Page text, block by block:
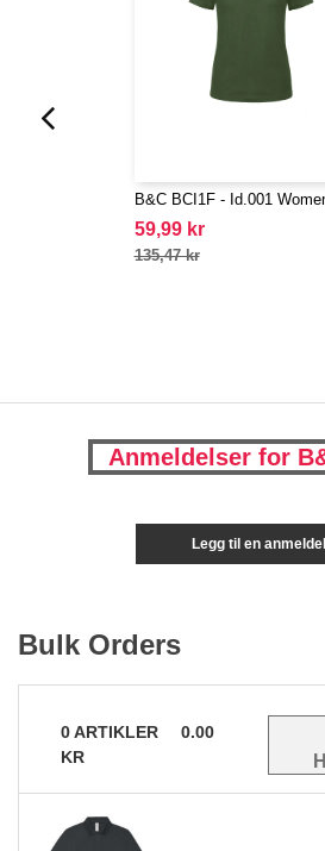
B&C BCI1F - Id.001
59,99 kr
135,47 kr
Anmeldelser for
Legg til en
Bulk Orders
0ARTIKLER
0.00
KR